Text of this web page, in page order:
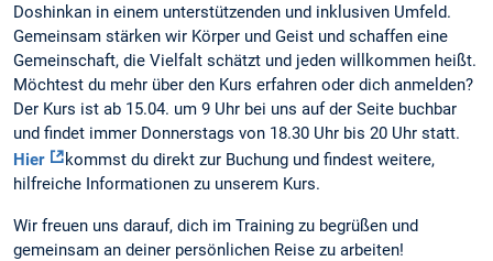
Doshinkan in einem unterstützenden und inklusiven Umfeld.
Gemeinsam stärken wir Körper und Geist und schaffen eine
Gemeinschaft, die Vielfalt schätzt und jeden willkommen heißt.
Möchtest du mehr über den Kurs erfahren oder dich anmelden?
Der Kurs ist ab 15.04. um 9 Uhr bei uns auf der Seite buchbar
und findet immer Donnerstags von 18.30 Uhr bis 20 Uhr statt.
Hier
kommst du direkt zur Buchung und findest weitere,
hilfreiche Informationen zu unserem Kurs.
Wir freuen uns darauf, dich im Training zu begrüßen und
gemeinsam an deiner persönlichen Reise zu arbeiten!